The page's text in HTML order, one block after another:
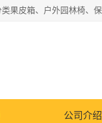
公司介绍